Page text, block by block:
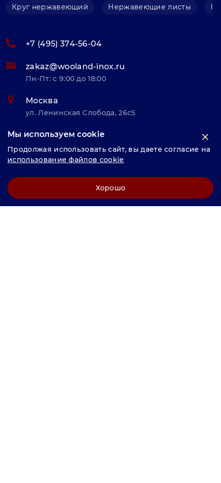
Круг нержавеющий Нержавеющие листы
+7 (495) 374-56-04
zakaz@wooland-inox.ru
Пн-Пт: с 9:00 до 18:00
Москва
ул. Ленинская Слобода, 26с5
© «Велунд нержавейка» 2025, Разработка и комплексное
продвижение " LCAgency"
Мы используем cookie
Продолжая использовать сайт, вы даете согласие на
использование файлов cookie
Хорошо